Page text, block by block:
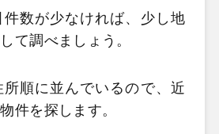
数が少なければ、少し地
て調べましょう。
順に並んでいるので、近
件を探します。